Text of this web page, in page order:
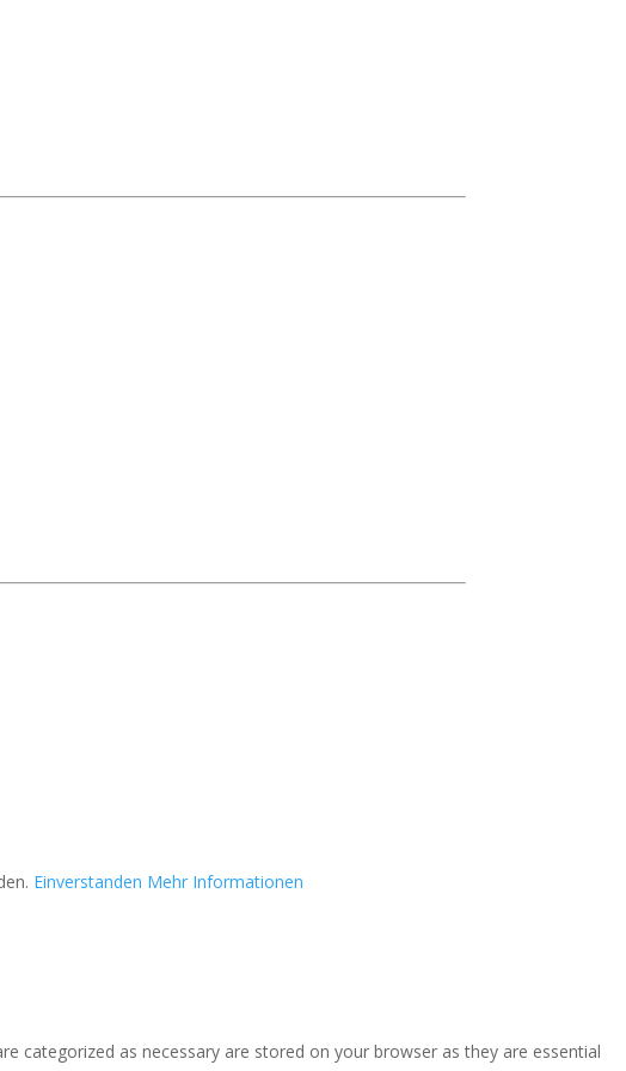
Einverstanden Mehr Informationen
categorized as necessary are stored on your browser as they are essential